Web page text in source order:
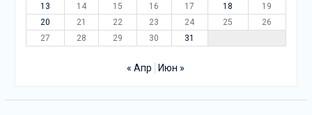
13
14 15 16 17 18
19
20
21 22 23 24 25
26
27
28 29 30 31
« Апр Июн »